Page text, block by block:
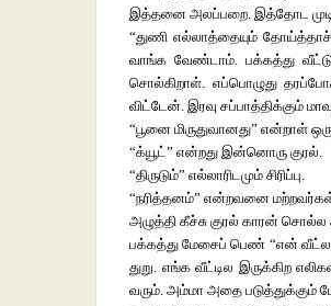
இத்தனை அலப்பறை. இத்தோட
“துணி எல்லாத்தையும்
வாங்க வேண்டாம். பக்கத்து
சொல்கிறாள். எப்பொழுது
விட்டேன். இரவு சப்பாத்திக்கும் மாவு
“பூனை மிருதுவானது” என்றாள்
“க்யூட்” என்றது இன்னொரு குரல்.
“திருடும்” எல்லாரிடமும் சிரிப்பு.
“நரித்தனம்” என்றவனை
அழுத்தி கீச்சு குரல் காரன் சொல்ல
பக்கத்து மேசைப் பெண் “என் வீட்ல
துறு. எங்க வீட்டில இருக்கிற
வரும். அம்மா அதை